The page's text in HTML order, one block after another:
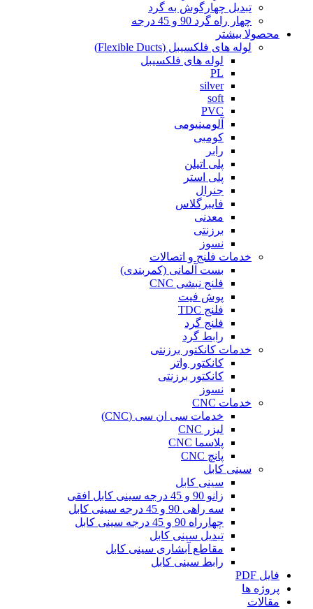
تبدیل چهارگوش به گرد
چهار راه گرد 90 و 45 درجه
محصولا بیشتر
لوله های فلکسیبل (Flexible Ducts)
لوله های فلکسیبل
PL
silver
soft
PVC
آلومینیومی
کومبی
رابر
پلی اتیلن
پلی استر
جنرال
فایبرگلاس
معدنی
برزنتی
نسوز
خدمات فلنج و اتصالات
بست آلمانی (کمربندی)
فلنج نبشی CNC
پوش فیت
فلنج TDC
فلنج گرد
رابط گرد
خدمات کانکتور برزنتی
کانکتور واتر
کانکتور برزنتی
نسوز
خدمات CNC
خدمات سی ان سی (CNC)
لیزر CNC
پلاسما CNC
پانچ CNC
سینی کابل
سینی کابل
زانو 90 و 45 درجه سینی کابل افقی
سه راهی 90 و 45 درجه سینی کابل
چهارراه 90 و 45 درجه سینی کابل
تبدیل سینی کابل
مقاطع آبشاری سینی کابل
رابط سینی کابل
فایل PDF
پروژه ها
مقالات